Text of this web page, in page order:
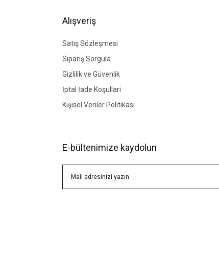
Ürün fiyatı diğer sitelerden daha pahalı.
Bu ürüne benzer farklı alternatifler olmalı.
Alışveriş
Satış Sözleşmesi
Sipariş Sorgula
Gizlilik ve Güvenlik
İptal İade Koşullari
Kişisel Veriler Politikası
E-bültenimize kaydolun